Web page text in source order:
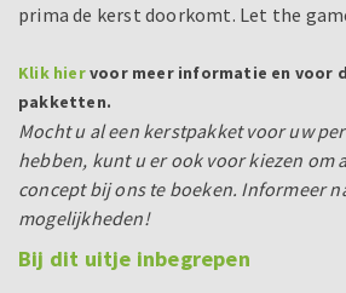
prima de kerst doorkomt. Let the
Klik hiervoor meer informatie en voor
pakketten.
Mocht u al een kerstpakket voor uw
hebben, kunt u er ook voor kiezen om
concept bij ons te boeken. Informeer
mogelijkheden!
Bij dit uitje inbegrepen